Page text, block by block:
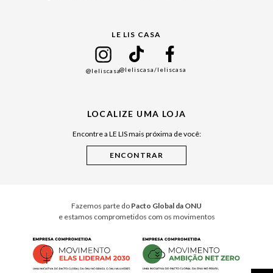
Cuidados Casa
LE LIS CASA
@leliscasa@leliscasa/leliscasa
LOCALIZE UMA LOJA
Encontre a LE LIS mais próxima de você:
Fazemos parte do Pacto Global da ONU
e estamos comprometidos com os movimentos